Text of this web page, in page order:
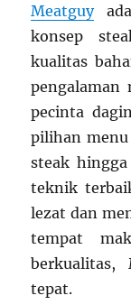
Meatguy
konsep
kualitas
pengalaman
pecinta
pilihan menu
steak hingga
teknik
lezat dan
tempat
berkualitas,
tepat.